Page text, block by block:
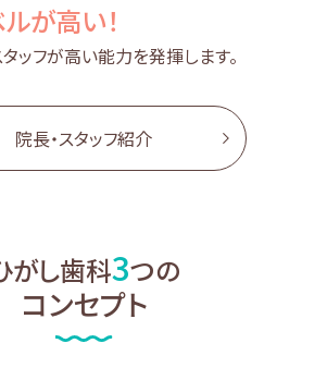
が高い！
ッフが高い能力を発揮します。
院長・スタッフ紹介
がし歯科3つの
コンセプト